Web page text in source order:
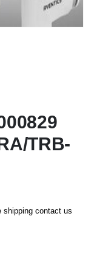
TRB-
shipping contact us